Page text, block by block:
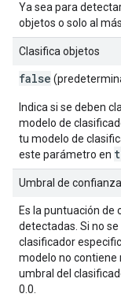
Ya sea para
objetos o solo al
Clasifica objetos
false
Indica si se deben
modelo de
tu modelo de
este parámetro en
Umbral de
Es la puntuación
detectadas. Si no
clasificador
modelo no contiene
umbral del
0.0.